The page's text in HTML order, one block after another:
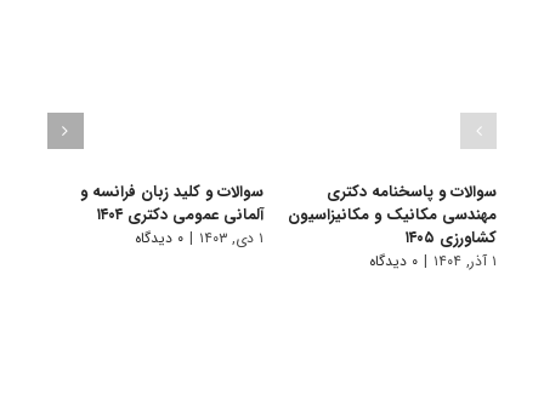
سوالات و پاسخنامه دکتری
مهندسی مکانیک و مکانیزاسیون
کشاورزی ۱۴۰۵
۱ آذر, ۱۴۰۴ | ۰ دیدگاه
سوالات و کلید زبان فرانسه و
آلمانی عمومی دکتری ۱۴۰۴
۱ دی, ۱۴۰۳ | ۰ دیدگاه